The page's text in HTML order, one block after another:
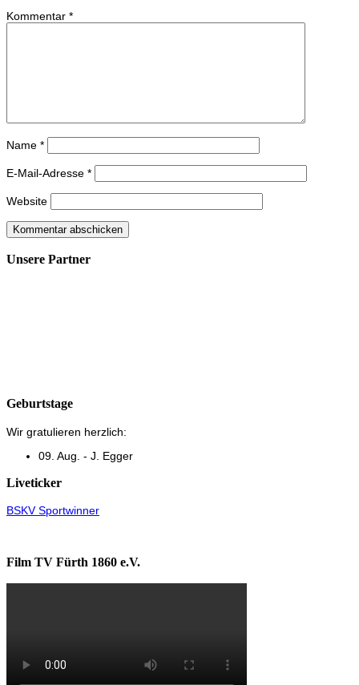
Kommentar *
Name *
E-Mail-Adresse *
Website
Unsere Partner
Geburtstage
Wir gratulieren herzlich:
09. Aug. - J. Egger
Liveticker
BSKV Sportwinner
Film TV Fürth 1860 e.V.